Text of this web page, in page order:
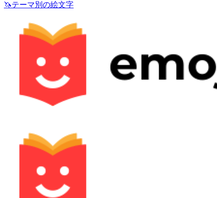
🦄テーマ別の絵文字